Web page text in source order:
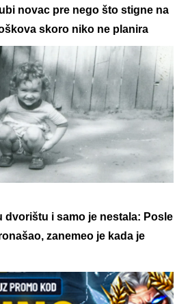
novac pre nego što stigne na
skoro niko ne planira
dvorištu i samo je nestala: Posle
zanemeo je kada je